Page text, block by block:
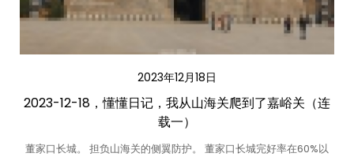
2023年12月18日
2023-12-18，懂懂日记，我从山海关爬到了嘉峪关（连
载一）
董家口长城。 担负山海关的侧翼防护。 董家口长城完好率在60%以